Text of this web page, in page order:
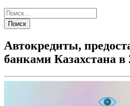
Автокредиты,
банками Казахстана в